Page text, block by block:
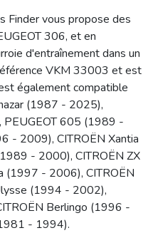
Finder vous propose des
306, et en
d'entraînement dans un
VKM 33003 et est
également compatible
(1987 - 2025),
605 (1989 -
- 2009), CITROËN Xantia
- 2000), CITROËN ZX
(1997 - 2006), CITROËN
(1994 - 2002),
Berlingo (1996 -
- 1994).